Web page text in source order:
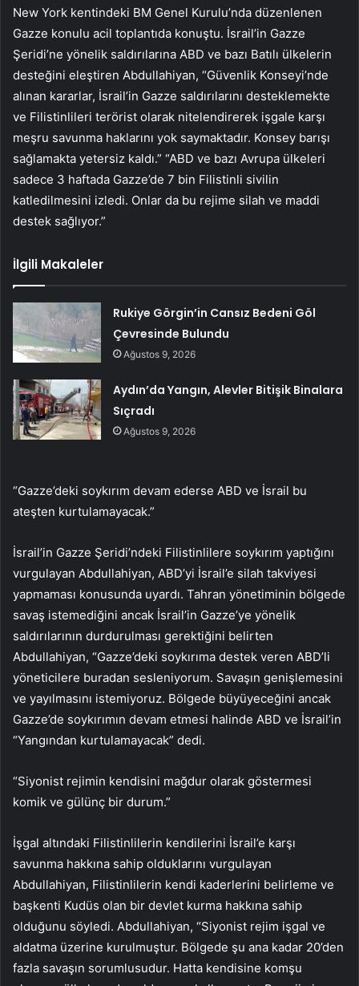
New York kentindeki BM Genel Kurulu’nda düzenlenen
Gazze konulu acil toplantıda konuştu. İsrail’in Gazze
Şeridi’ne yönelik saldırılarına ABD ve bazı Batılı ülkelerin
desteğini eleştiren Abdullahiyan, “Güvenlik Konseyi’nde
alınan kararlar, İsrail’in Gazze saldırılarını desteklemekte
ve Filistinlileri terörist olarak nitelendirerek işgale karşı
meşru savunma haklarını yok saymaktadır. Konsey barışı
sağlamakta yetersiz kaldı.” “ABD ve bazı Avrupa ülkeleri
sadece 3 haftada Gazze’de 7 bin Filistinli sivilin
katledilmesini izledi. Onlar da bu rejime silah ve maddi
destek sağlıyor.”
İlgili Makaleler
Rukiye Görgin’in Cansız Bedeni Göl
Çevresinde Bulundu
Ağustos 9, 2026
Aydın’da Yangın, Alevler Bitişik Binalara
Sıçradı
Ağustos 9, 2026
“Gazze’deki soykırım devam ederse ABD ve İsrail bu
ateşten kurtulamayacak.”
İsrail’in Gazze Şeridi’ndeki Filistinlilere soykırım yaptığını
vurgulayan Abdullahiyan, ABD’yi İsrail’e silah takviyesi
yapmaması konusunda uyardı. Tahran yönetiminin bölgede
savaş istemediğini ancak İsrail’in Gazze’ye yönelik
saldırılarının durdurulması gerektiğini belirten
Abdullahiyan, “Gazze’deki soykırıma destek veren ABD’li
yöneticilere buradan sesleniyorum. Savaşın genişlemesini
ve yayılmasını istemiyoruz. Bölgede büyüyeceğini ancak
Gazze’de soykırımın devam etmesi halinde ABD ve İsrail’in
“Yangından kurtulamayacak” dedi.
“Siyonist rejimin kendisini mağdur olarak göstermesi
komik ve gülünç bir durum.”
İşgal altındaki Filistinlilerin kendilerini İsrail’e karşı
savunma hakkına sahip olduklarını vurgulayan
Abdullahiyan, Filistinlilerin kendi kaderlerini belirleme ve
başkenti Kudüs olan bir devlet kurma hakkına sahip
olduğunu söyledi. Abdullahiyan, “Siyonist rejim işgal ve
aldatma üzerine kurulmuştur. Bölgede şu ana kadar 20’den
fazla savaşın sorumlusudur. Hatta kendisine komşu